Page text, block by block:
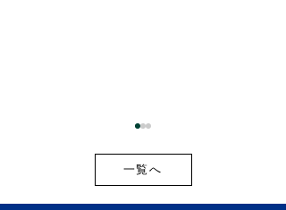
一覧へ